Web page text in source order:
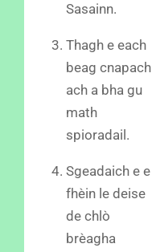
Sasainn.
Thagh e each
beag cnapach
ach a bha gu
math
spioradail.
Sgeadaich e e
fhèin le deise
de chlò
brèagha